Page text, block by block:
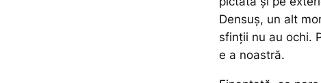
Densuș, un alt
sfinții nu au ochi.
e a noastră.